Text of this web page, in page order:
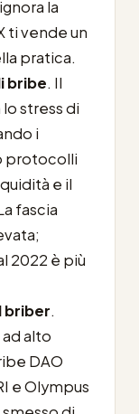
la
ti vende un
pratica.
bribe. Il
stress di
i
protocolli
e il
fascia
2022 è più
briber.
alto
DAO
e Olympus